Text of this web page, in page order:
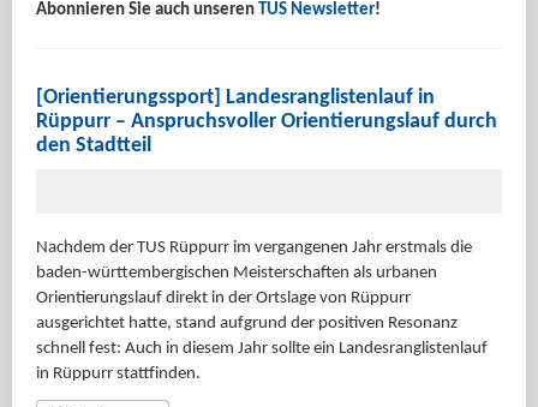
Abonnieren Sie auch unseren TUS Newsletter!
[Orientierungssport] Landesranglistenlauf in
Rüppurr – Anspruchsvoller Orientierungslauf durch
den Stadtteil
Nachdem der TUS Rüppurr im vergangenen Jahr erstmals die
baden-württembergischen Meisterschaften als urbanen
Orientierungslauf direkt in der Ortslage von Rüppurr
ausgerichtet hatte, stand aufgrund der positiven Resonanz
schnell fest: Auch in diesem Jahr sollte ein Landesranglistenlauf
in Rüppurr stattfinden.